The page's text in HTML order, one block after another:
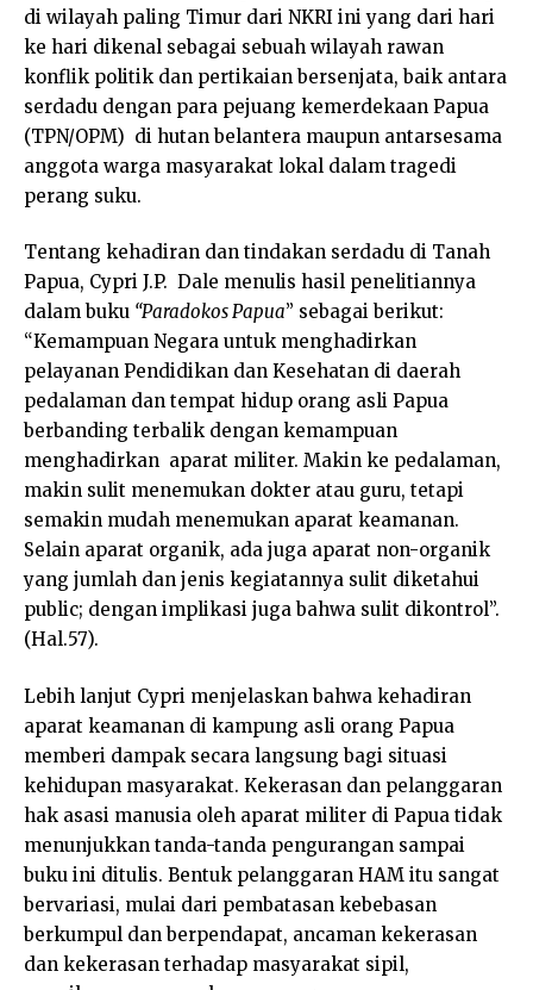
di wilayah paling Timur dari NKRI ini yang dari hari
ke hari dikenal sebagai sebuah wilayah rawan
konflik politik dan pertikaian bersenjata, baik antara
serdadu dengan para pejuang kemerdekaan Papua
(TPN/OPM) di hutan belantera maupun antarsesama
anggota warga masyarakat lokal dalam tragedi
perang suku.
Tentang kehadiran dan tindakan serdadu di Tanah
Papua, Cypri J.P. Dale menulis hasil penelitiannya
dalam buku “Paradokos Papua” sebagai berikut:
“Kemampuan Negara untuk menghadirkan
pelayanan Pendidikan dan Kesehatan di daerah
pedalaman dan tempat hidup orang asli Papua
berbanding terbalik dengan kemampuan
menghadirkan aparat militer. Makin ke pedalaman,
makin sulit menemukan dokter atau guru, tetapi
semakin mudah menemukan aparat keamanan.
Selain aparat organik, ada juga aparat non-organik
yang jumlah dan jenis kegiatannya sulit diketahui
public; dengan implikasi juga bahwa sulit dikontrol”.
(Hal.57).
Lebih lanjut Cypri menjelaskan bahwa kehadiran
aparat keamanan di kampung asli orang Papua
memberi dampak secara langsung bagi situasi
kehidupan masyarakat. Kekerasan dan pelanggaran
hak asasi manusia oleh aparat militer di Papua tidak
menunjukkan tanda-tanda pengurangan sampai
buku ini ditulis. Bentuk pelanggaran HAM itu sangat
bervariasi, mulai dari pembatasan kebebasan
berkumpul dan berpendapat, ancaman kekerasan
dan kekerasan terhadap masyarakat sipil,